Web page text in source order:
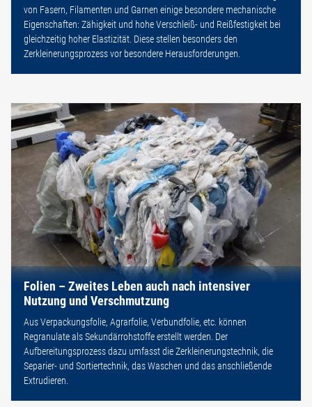
von Fasern, Filamenten und Garnen einige besondere mechanische
Eigenschaften: Zähigkeit und hohe Verschleiß- und Reißfestigkeit bei
gleichzeitig hoher Elastizität. Diese stellen besonders den
Zerkleinerungsprozess vor besondere Herausforderungen.
Folien – Zweites Leben auch nach intensiver
Nutzung und Verschmutzung
Aus Verpackungsfolie, Agrarfolie, Verbundfolie, etc. können
Regranulate als Sekundärrohstoffe erstellt werden. Der
Aufbereitungsprozess dazu umfasst die Zerkleinerungstechnik, die
Separier- und Sortiertechnik, das Waschen und das anschließende
Extrudieren.